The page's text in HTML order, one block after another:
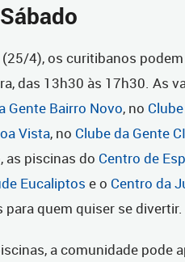
4), os curitibanos
das 13h30 às 17h30. As
Gente Bairro Novo, no
Vista, no Clube da Gente
as piscinas do Centro de
Eucaliptos e o Centro da
para quem quiser se divertir.
a comunidade pode